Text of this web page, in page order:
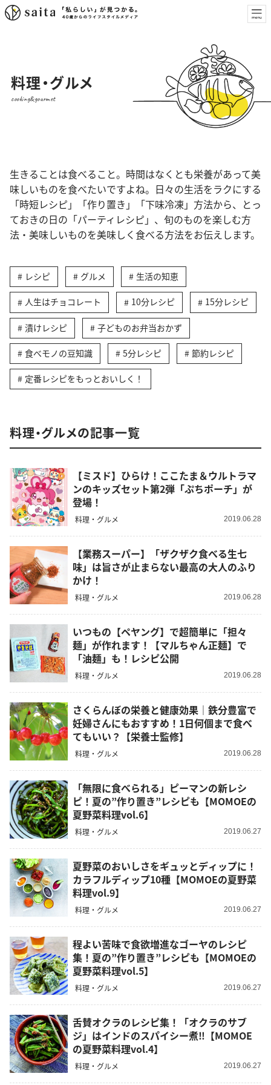
料理・グルメ
cooking&gourmet
生きることは食べること。時間はなくとも栄養があって美
味しいものを食べたいですよね。日々の生活をラクにする
「時短レシピ」「作り置き」「下味冷凍」方法から、とっ
ておきの日の「パーティレシピ」、旬のものを楽しむ方
法・美味しいものを美味しく食べる方法をお伝えします。
レシピ グルメ 生活の知恵
人生はチョコレート 10分レシピ 15分レシピ
漬けレシピ 子どものお弁当おかず
食べモノの豆知識 5分レシピ 節約レシピ
定番レシピをもっとおいしく！
料理・グルメの記事一覧
【ミスド】ひらけ！ここたま＆ウルトラマ
ンのキッズセット第2弾「ぷちポーチ」が
登場！
料理・グルメ 2019.06.28
【業務スーパー】「ザクザク食べる生七
味」は旨さが止まらない最高の大人のふり
かけ！
料理・グルメ 2019.06.28
いつもの【ペヤング】で超簡単に「担々
麺」が作れます！【マルちゃん正麺】で
「油麺」も！レシピ公開
料理・グルメ 2019.06.28
さくらんぼの栄養と健康効果｜鉄分豊富で
妊婦さんにもおすすめ！1日何個まで食べ
てもいい？【栄養士監修】
料理・グルメ 2019.06.28
「無限に食べられる」ピーマンの新レシ
ピ！夏の”作り置き”レシピも【MOMOEの
夏野菜料理vol.6】
料理・グルメ 2019.06.27
夏野菜のおいしさをギュッとディップに！
カラフルディップ10種【MOMOEの夏野菜
料理vol.9】
料理・グルメ 2019.06.27
程よい苦味で食欲増進なゴーヤのレシピ
集！夏の”作り置き”レシピも【MOMOEの
夏野菜料理vol.5】
料理・グルメ 2019.06.27
舌賛オクラのレシピ集！「オクラのサブ
ジ」はインドのスパイシー煮‼【MOMOE
の夏野菜料理vol.4】
料理・グルメ 2019.06.27